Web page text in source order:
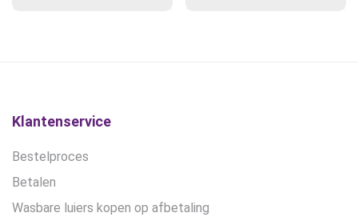
Klantenservice
Bestelproces
Betalen
Wasbare luiers kopen op afbetaling